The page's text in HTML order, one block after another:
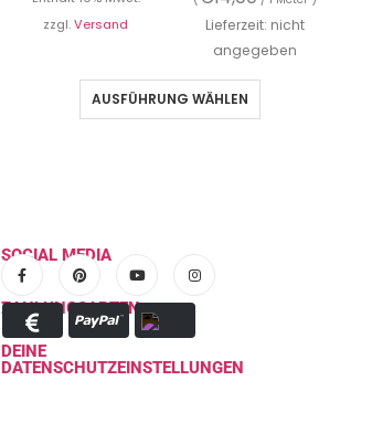
zzgl.Versand
Lieferzeit: nicht
angegeben
AUSFÜHRUNG WÄHLEN
SOCIAL MEDIA
ZAHLUNGSARTEN
DEINE
DATENSCHUTZEINSTELLUNGEN